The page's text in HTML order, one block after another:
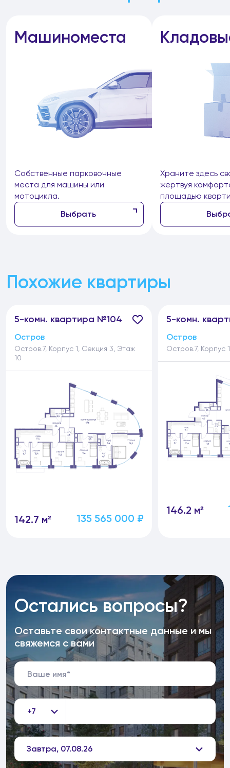
Машиноместа
Собственные парковочные
места для машины или
мотоцикла.
Выбрать
Храните здесь
жертвуя
площадью
Похожие квартиры
5-комн. квартира №104
Остров
Остров.7, Корпус 1, Секция 3, Этаж
10
142.7 м² 135 565 000 ₽
5-комн.
Остров
Остров.7, Корпус
146.2 м²
Остались вопросы?
Оставьте свои контактные данные и мы
свяжемся с вами
+7
Завтра, 07.08.26